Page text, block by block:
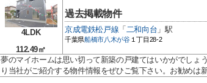
4LDK
112.49㎡
過去掲載物件
京成電鉄松戸線 「 二和向台 」駅
千葉県船橋市八木が谷１丁目28-2
夢のマイホームは思い切って新築の戸建てはいかがでしょ
り当社がご紹介する物件情報をぜひご覧下さい。お勧めは